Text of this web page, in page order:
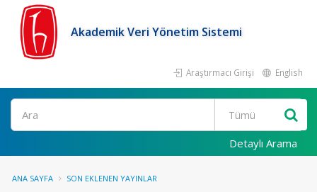
Akademik Veri Yönetim Sistemi
Araştırmacı Girişi English
Ara
Detaylı Arama
ANA SAYFA SON EKLENEN YAYINLAR